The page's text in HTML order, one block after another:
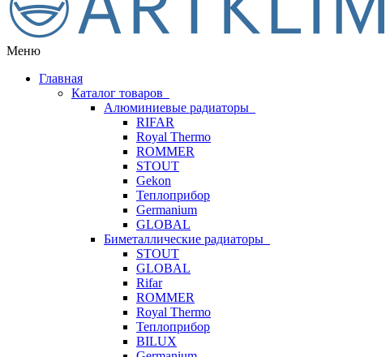
Меню
Главная
Каталог товаров
Алюминиевые радиаторы
RIFAR
Royal Thermo
ROMMER
STOUT
Gekon
Теплоприбор
Germanium
GLOBAL
Биметаллические радиаторы
STOUT
GLOBAL
Rifar
ROMMER
Royal Thermo
Теплоприбор
BILUX